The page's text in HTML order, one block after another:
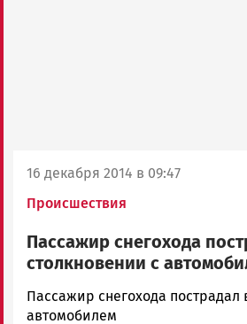
16 декабря 2014 в 09:47
Происшествия
Пассажир снегохода
столкновении с
admintimur
Новости
Пассажир снегохода пострадал
автомобилем